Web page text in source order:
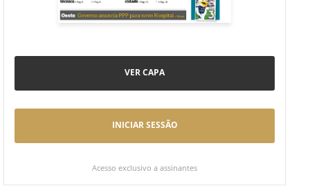
VER CAPA
INICIAR SESSÃO
Acesso exclusivo a assinantes